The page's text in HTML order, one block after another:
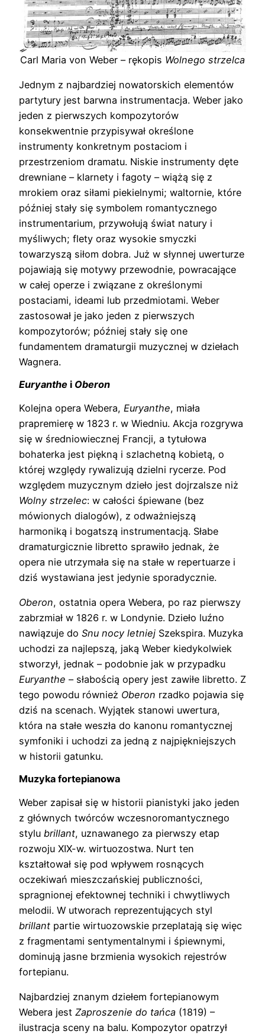
Carl Maria von Weber – rękopis Wolnego strzelca
Jednym z najbardziej nowatorskich elementów
partytury jest barwna instrumentacja. Weber jako
jeden z pierwszych kompozytorów
konsekwentnie przypisywał określone
instrumenty konkretnym postaciom i
przestrzeniom dramatu. Niskie instrumenty dęte
drewniane – klarnety i fagoty – wiążą się z
mrokiem oraz siłami piekielnymi; waltornie, które
później stały się symbolem romantycznego
instrumentarium, przywołują świat natury i
myśliwych; flety oraz wysokie smyczki
towarzyszą siłom dobra. Już w słynnej uwerturze
pojawiają się motywy przewodnie, powracające
w całej operze i związane z określonymi
postaciami, ideami lub przedmiotami. Weber
zastosował je jako jeden z pierwszych
kompozytorów; później stały się one
fundamentem dramaturgii muzycznej w dziełach
Wagnera.
Euryanthe i Oberon
Kolejna opera Webera, Euryanthe, miała
prapremierę w 1823 r. w Wiedniu. Akcja rozgrywa
się w średniowiecznej Francji, a tytułowa
bohaterka jest piękną i szlachetną kobietą, o
której względy rywalizują dzielni rycerze. Pod
względem muzycznym dzieło jest dojrzalsze niż
Wolny strzelec: w całości śpiewane (bez
mówionych dialogów), z odważniejszą
harmoniką i bogatszą instrumentacją. Słabe
dramaturgicznie libretto sprawiło jednak, że
opera nie utrzymała się na stałe w repertuarze i
dziś wystawiana jest jedynie sporadycznie.
Oberon, ostatnia opera Webera, po raz pierwszy
zabrzmiał w 1826 r. w Londynie. Dzieło luźno
nawiązuje do Snu nocy letniej Szekspira. Muzyka
uchodzi za najlepszą, jaką Weber kiedykolwiek
stworzył, jednak – podobnie jak w przypadku
Euryanthe – słabością opery jest zawiłe libretto. Z
tego powodu również Oberon rzadko pojawia się
dziś na scenach. Wyjątek stanowi uwertura,
która na stałe weszła do kanonu romantycznej
symfoniki i uchodzi za jedną z najpiękniejszych
w historii gatunku.
Muzyka fortepianowa
Weber zapisał się w historii pianistyki jako jeden
z głównych twórców wczesnoromantycznego
stylu brillant, uznawanego za pierwszy etap
rozwoju XIX-w. wirtuozostwa. Nurt ten
kształtował się pod wpływem rosnących
oczekiwań mieszczańskiej publiczności,
spragnionej efektownej techniki i chwytliwych
melodii. W utworach reprezentujących styl
brillant partie wirtuozowskie przeplatają się więc
z fragmentami sentymentalnymi i śpiewnymi,
dominują jasne brzmienia wysokich rejestrów
fortepianu.
Najbardziej znanym dziełem fortepianowym
Webera jest Zaproszenie do tańca (1819) –
ilustracja sceny na balu. Kompozytor opatrzył